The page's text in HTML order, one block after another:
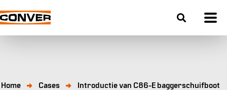
Home Cases Introductie van C86-E baggerschuifboot